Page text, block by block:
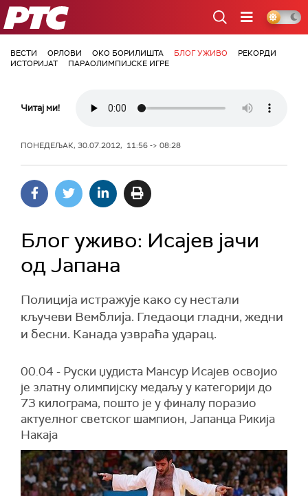
РТС
ВЕСТИ ОРЛОВИ ОКО БОРИЛИШТА БЛОГ УЖИВО
РЕКОРДИ
ИСТОРИЈАТ
ПАРАОЛИМПИЈСКЕ ИГРЕ
Читај ми!
ПОНЕДЕЉАК, 30.07.2012, 11:56 -> 08:28
Блог уживо: Исајев јачи
од Јапана
Полиција истражује како су нестали
кључеви Вемблија. Гледаоци гладни, жедни
и бесни. Канада узвраћа ударац.
00.04 - Руски џудиста Мансур Исајев освојио
је златну олимпијску медаљу у категорији до
73 килограма, пошто је у финалу поразио
актуелног светског шампион, Јапанца Рикија
Накаја